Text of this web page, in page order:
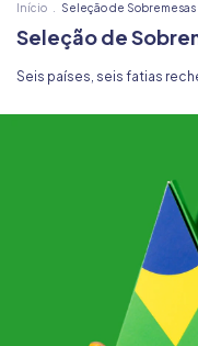
Início Seleção de Sobremesas
Seleção de
Seis países, seis fatias